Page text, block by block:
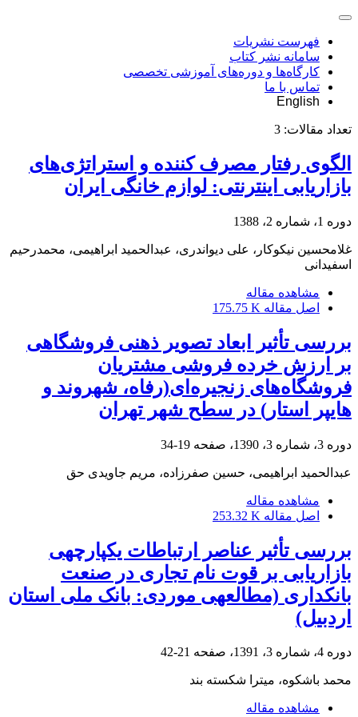
فهرست نشریات
سامانه نشر کتاب
کارگاه‌ها و دوره‌های آموزشی تخصصی
تماس با ما
English
تعداد مقالات: 3
الگوی رفتار مصرف کننده و استراتژی‌های
بازاریابی اینترنتی: لوازم خانگی ایران
دوره 1، شماره 2، 1388
غلامحسین نیکوکار، علی دیواندری، عبدالحمید ابراهیمی، محمدرحیم
اسفیدانی
مشاهده مقاله
اصل مقاله 175.75 K
بررسی تأثیر ابعاد تصویر ذهنی فروشگاهی
بر ارزش خرده فروشی مشتریان
فروشگاه‌های زنجیره‌ای(رفاه، شهروند و
هایپر استار) در سطح شهر تهران
دوره 3، شماره 3، 1390، صفحه 19-34
عبدالحمید ابراهیمی، حسین صفرزاده، مریم جاویدی حق
مشاهده مقاله
اصل مقاله 253.32 K
بررسی تأثیر عناصر ارتباطات یکپارچه‎ی
بازاریابی بر قوت نام تجاری در صنعت
بانکداری (مطالعه‎ی موردی: بانک ملی استان
اردبیل)
دوره 4، شماره 3، 1391، صفحه 21-42
محمد باشکوه، میترا شکسته بند
مشاهده مقاله